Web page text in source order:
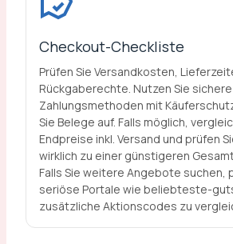
Checkout-Checkliste
Prüfen Sie Versandkosten,
Rückgaberechte. Nutzen Sie sichere
Zahlungsmethoden mit
Sie Belege auf. Falls möglich,
Endpreise inkl. Versand und prüfen
wirklich zu einer günstigeren
Falls Sie weitere Angebote suchen,
seriöse Portale wie beliebteste-
zusätzliche Aktionscodes zu